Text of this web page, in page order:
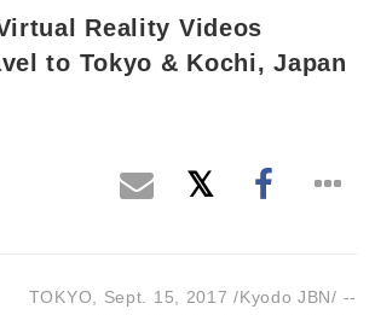
Reality Videos
to Tokyo & Kochi, Japan
TOKYO, Sept. 15, 2017 /Kyodo JBN/ --